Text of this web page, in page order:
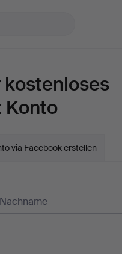
kostenloses
Konto
via Facebook erstellen